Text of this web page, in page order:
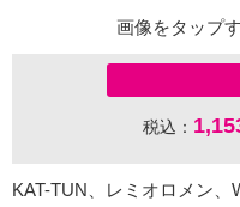
画像をタップ
税込：
KAT-TUN、レミオロメン、